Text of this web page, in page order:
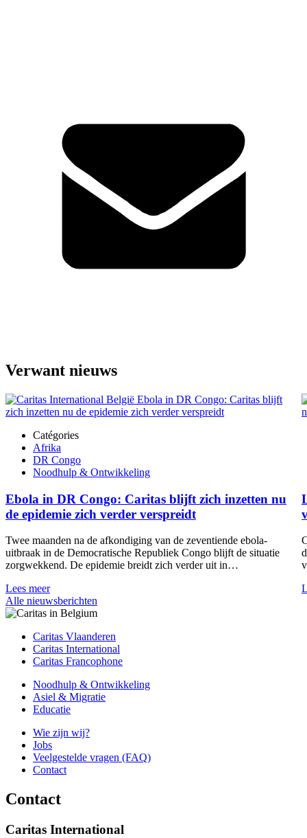
Verwant nieuws
Catégories
Afrika
DR Congo
Noodhulp & Ontwikkeling
Ebola in DR Congo: Caritas blijft zich inzetten nu
de epidemie zich verder verspreidt
Twee maanden na de afkondiging van de zeventiende ebola-
uitbraak in de Democratische Republiek Congo blijft de situatie
zorgwekkend. De epidemie breidt zich verder uit in…
Lees meer
Alle nieuwsberichten
Caritas Vlaanderen
Caritas International
Caritas Francophone
Noodhulp & Ontwikkeling
Asiel & Migratie
Educatie
Wie zijn wij?
Jobs
Veelgestelde vragen (FAQ)
Contact
Contact
Caritas International